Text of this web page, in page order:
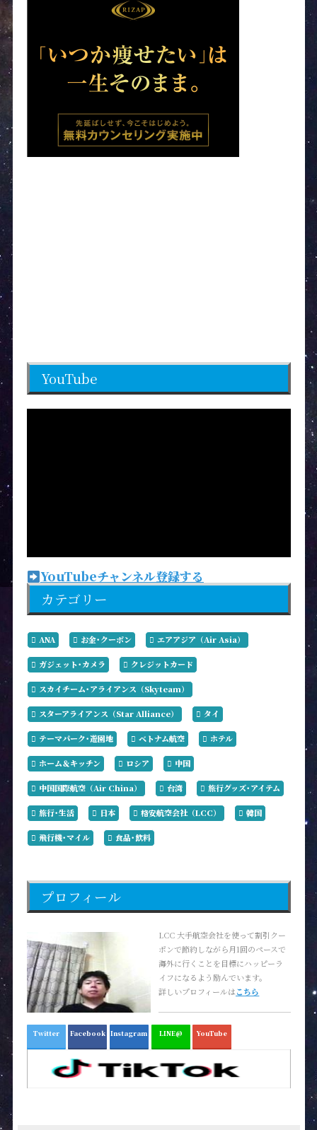
YouTube
YouTubeチャンネル登録する
カテゴリー
ANA お金･クーポン エアアジア（Air Asia）
ガジェット･カメラ クレジットカード
スカイチーム･アライアンス（Skyteam）
スターアライアンス（Star Alliance） タイ
テーマパーク･遊園地 ベトナム航空 ホテル
ホーム＆キッチン ロシア 中国
中国国際航空（Air China） 台湾 旅行グッズ･アイテム
旅行･生活 日本 格安航空会社（LCC） 韓国
飛行機･マイル 食品･飲料
プロフィール
LCC 大手航空会社を使って割引クー
ポンで節約しながら月1回のペースで
海外に行くことを目標にハッピーラ
イフになるよう励んでいます。
詳しいプロフィールはこちら
Twitter Facebook Instagram LINE@ YouTube